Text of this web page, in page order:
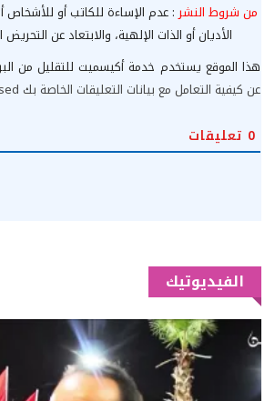
من شروط النشر: عدم الإساءة للكاتب أو للأشخاص
الأديان أو الذات الإلهية، والابتعاد عن
هذا الموقع يستخدم خدمة أكيسميت للتقليل من
عن كيفية التعامل مع بيانات التعليقات الخاصة بك processed
0 تعليقات
الفيديوتيك